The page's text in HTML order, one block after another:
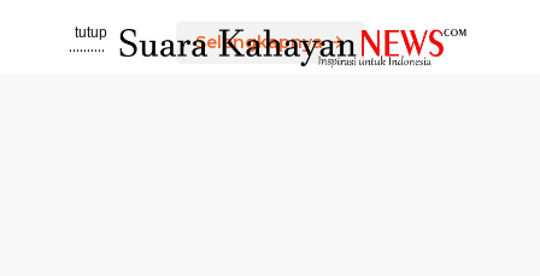
Selengkapnya
tutup
..........